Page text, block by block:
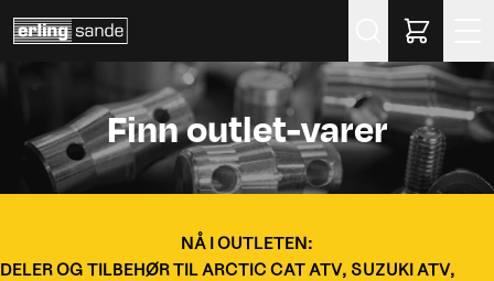
Finn outlet-varer
NÅ I OUTLETEN:
DELER OG TILBEHØR TIL ARCTIC CAT ATV, SUZUKI ATV,